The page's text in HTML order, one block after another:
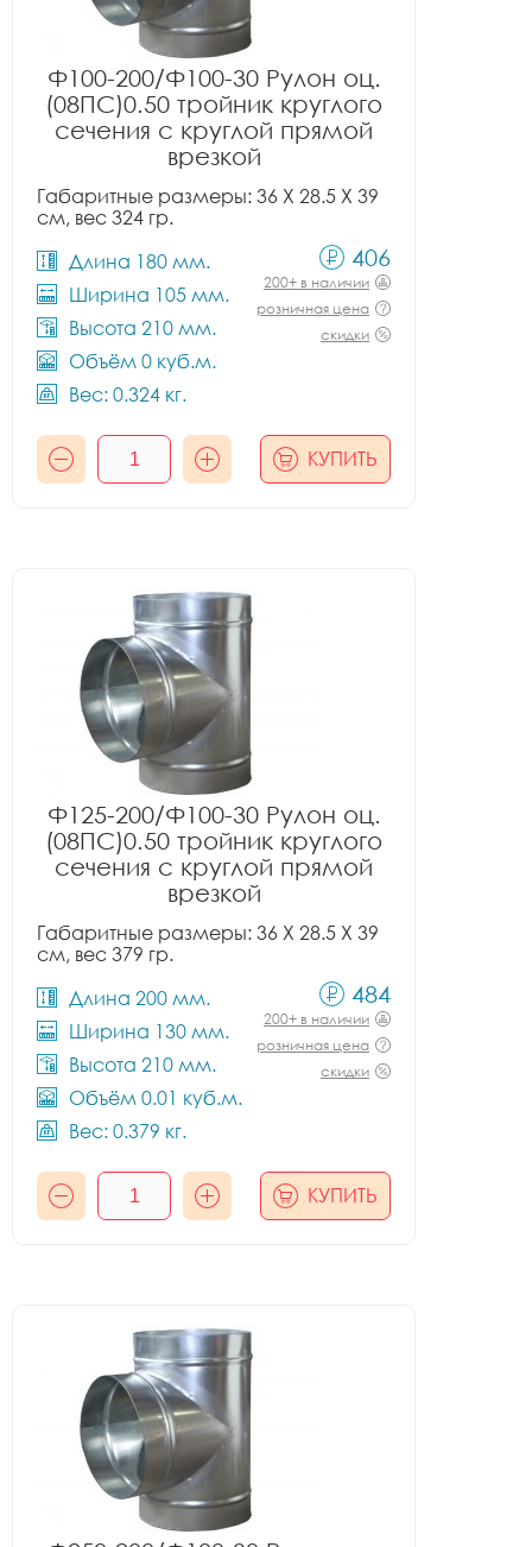
Ф100-200/Ф100-30 Рулон оц.
(08ПС)0.50 тройник круглого
сечения с круглой прямой
врезкой
Габаритные размеры: 36 X 28.5 X 39
см, вес 324 гр.
Длина 180 мм.
Ширина 105 мм.
Высота 210 мм.
Объём 0 куб.м.
Вес: 0.324 кг.
406
200+ в наличии
розничная цена
скидки
КУПИТЬ
Ф125-200/Ф100-30 Рулон оц.
(08ПС)0.50 тройник круглого
сечения с круглой прямой
врезкой
Габаритные размеры: 36 X 28.5 X 39
см, вес 379 гр.
Длина 200 мм.
Ширина 130 мм.
Высота 210 мм.
Объём 0.01 куб.м.
Вес: 0.379 кг.
484
200+ в наличии
розничная цена
скидки
КУПИТЬ